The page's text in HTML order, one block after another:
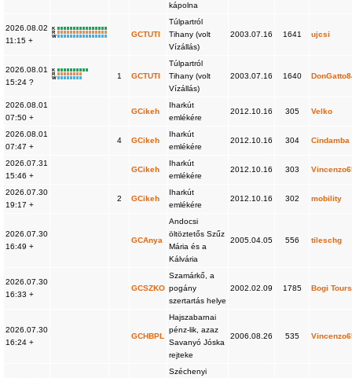
kápolna
2026.08.02
11:15 +
K
R
W
GCTUTI
Túlpartról
Tihany (volt
Vízállás)
2003.07.16 1641 ujcsi
2026.08.01
15:24 ?
K
R
W
1 GCTUTI
Túlpartról
Tihany (volt
Vízállás)
2003.07.16 1640
2026.08.01
07:50 +
GCikeh
Iharkút
emlékére
2012.10.16 305 Velko
2026.08.01
07:47 +
4 GCikeh
Iharkút
emlékére
2012.10.16 304 Cindamba
2026.07.31
15:46 +
GCikeh
Iharkút
emlékére
2012.10.16 303
2026.07.30
19:17 +
2 GCikeh
Iharkút
emlékére
2012.10.16 302 mobility
2026.07.30
16:49 +
GCAnya
Andocsi
öltöztetős Szűz
Mária és a
Kálvária
2005.04.05 556 tileschg
2026.07.30
16:33 +
GCSZKO
Szamárkő, a
pogány
szertartás helye
2002.02.09 1785 Bogi Tours
2026.07.30
16:24 +
GCHBPL
Hajszabarnai
pénz-lik, azaz
Savanyó Jóska
rejteke
2006.08.26 535
Széchenyi